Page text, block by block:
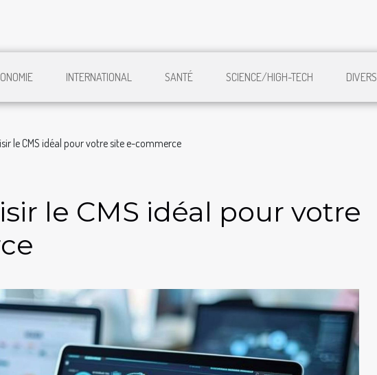
INTERNATIONAL SANTÉ SCIENCE/HIGH-TECH DIVERS
le CMS idéal pour votre site e-commerce
le CMS idéal pour votre